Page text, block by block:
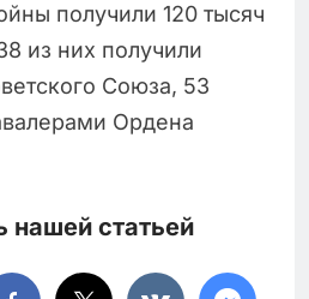
получили 120 тысяч
из них получили
Союза, 53
Ордена
нашей статьей